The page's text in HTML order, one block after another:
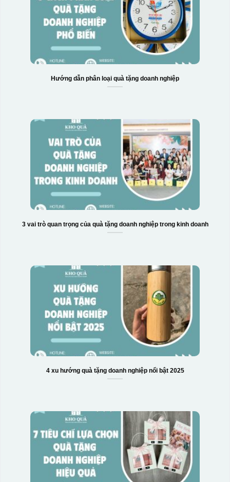
Hướng dẫn phân loại quà tặng doanh nghiệp
3 vai trò quan trọng của quà tặng doanh nghiệp trong kinh doanh
4 xu hướng quà tặng doanh nghiệp nổi bật 2025